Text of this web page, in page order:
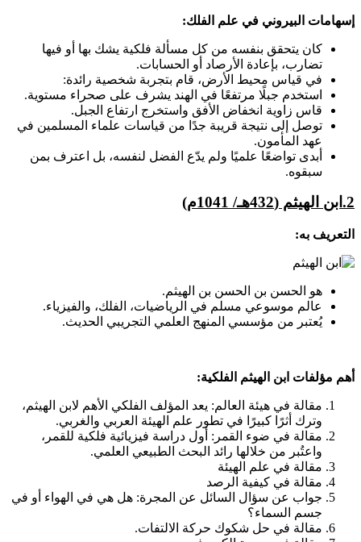
إسهامات البيروني في علم الفلك:
كان يتحقق بنفسه من كل مسألة فلكية يشك بها أو فيها
تضارب، بإعادة الأرصاد أو الحسابات.
في قياس محيط الأرض، قام بتجربة شخصية رائدة:
استخدم جبلًا مرتفعًا في الهند يشرف على صحراء مستوية.
قاس زاوية انخفاض الأفق واستخرج ارتفاع الجبل.
توصل إلى نتيجة قريبة جدًا من قياسات علماء المسلمين في
عهد المأمون.
أبدى تواضعًا علميًا ولم يدّع الفضل لنفسه، بل اعترف بمن
سبقوه.
2.ابن الهيثم (432هـ/ 1041م)
التعريف به:
هو الحسن بن الحسن بن الهيثم.
عالم موسوعي مسلم في الرياضيات، الفلك، والفيزياء.
يُعتبر من مؤسسي المنهج العلمي التجريبي الحديث.
أهم مؤلفات ابن الهيثم الفلكية:
مقالة في هيئة العالم: يعد المؤلف الفلكي الأهم لابن الهيثم،
وترك أثرًا كبيرًا في تطور علم الهيئة العربي والغربي.
مقالة في ضوء القمر: أول دراسة فيزيائية فلكية للقمر،
واعتُبر من خلالها رائد البحث الطبيعي العلمي.
مقالة في علم الهيئة
مقالة في كيفية الرصد
جواب عن سؤال السائل عن المجرة: هل هي في الهواء أو في
جسم السماء؟
مقالة في حل شكوك حركة الالتفات.